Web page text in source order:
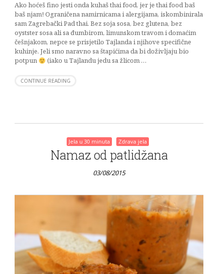
Ako hoćeš fino jesti onda kuhaš thai food, jer je thai food baš
baš njam! Ograničena namirnicama i alergijama, iskombinirala
sam Zagrebački Pad thai. Bez soja sosa, bez glutena, bez
oystster sosa ali sa đumbirom, limunskom travom i domaćim
češnjakom, nepce se prisjetilo Tajlanda i njihove specifične
kuhinje. Jeli smo naravno sa štapićima da bi doživljaju bio
potpun
(iako u Tajlandu jedu sa žlicom …
CONTINUE READING
Jela u 30 minuta Zdrava jela
Namaz od patlidžana
03/08/2015